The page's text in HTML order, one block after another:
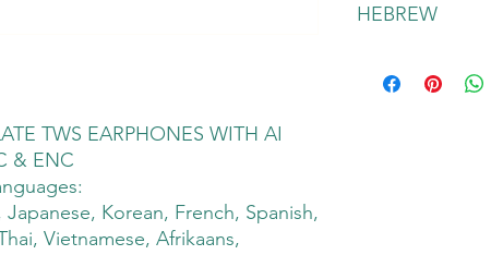
TWS EARPHONES WITH AI
& ENC
Korean, French, Spanish,
Vietnamese, Afrikaans,
HEBREW